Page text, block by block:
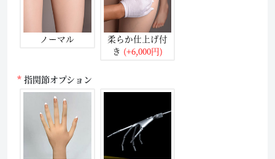
ノーマル
柔らか仕上げ付
き (+6,000円)
指関節オプション